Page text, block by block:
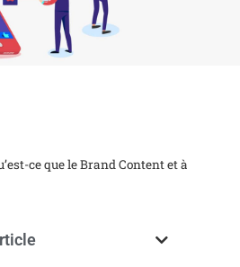
ce que le Brand Content et à